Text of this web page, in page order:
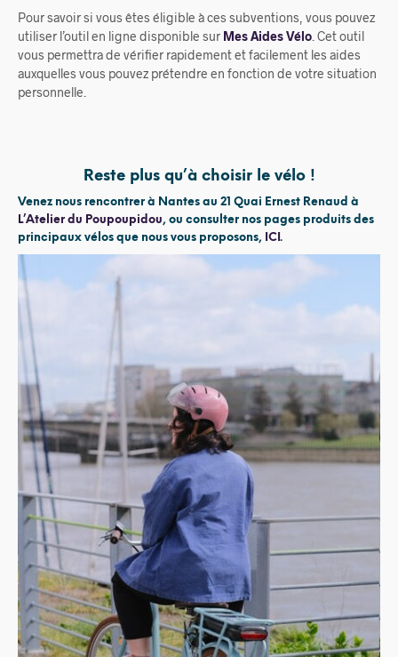
Pour savoir si vous êtes éligible à ces subventions, vous pouvez
utiliser l’outil en ligne disponible sur Mes Aides Vélo . Cet outil
vous permettra de vérifier rapidement et facilement les aides
auxquelles vous pouvez prétendre en fonction de votre situation
personnelle.
Reste plus qu’à choisir le vélo !
Venez nous rencontrer à Nantes au 21 Quai Ernest Renaud à
L’Atelier du Poupoupidou, ou consulter nos pages produits des
principaux vélos que nous vous proposons,
ICI .